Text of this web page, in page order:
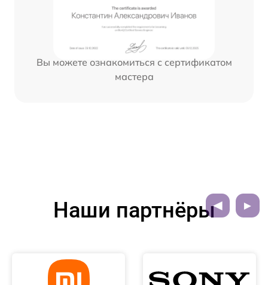
Вы можете ознакомиться с сертификатом
мастера
Наши партнёры